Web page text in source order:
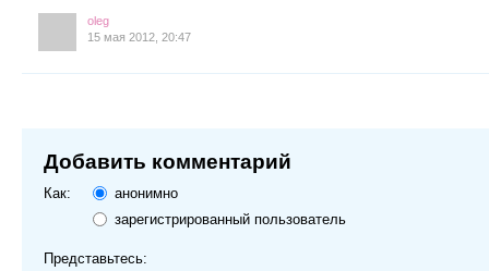
oleg
15 мая 2012, 20:47
Добавить комментарий
Как:
анонимно
зарегистрированный пользователь
Представьтесь: